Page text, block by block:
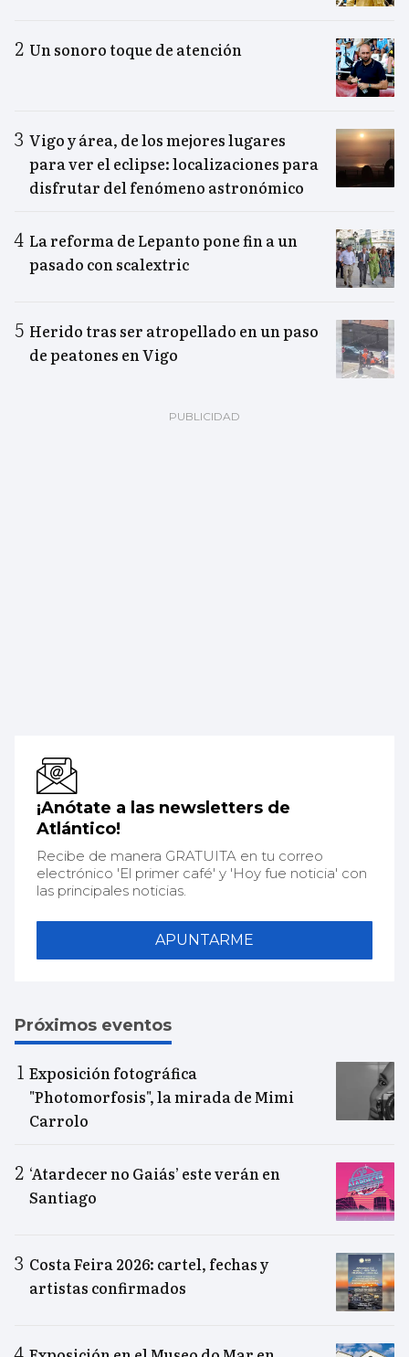
Un sonoro toque de atención
Vigo y área, de los mejores lugares
para ver el eclipse: localizaciones para
disfrutar del fenómeno astronómico
La reforma de Lepanto pone fin a un
pasado con scalextric
Herido tras ser atropellado en un paso
de peatones en Vigo
¡Anótate a las newsletters de
Atlántico!
Recibe de manera GRATUITA en tu correo
electrónico 'El primer café' y 'Hoy fue noticia' con
las principales noticias.
APUNTARME
Próximos eventos
Exposición fotográfica
"Photomorfosis", la mirada de Mimi
Carrolo
‘Atardecer no Gaiás’ este verán en
Santiago
Costa Feira 2026: cartel, fechas y
artistas confirmados